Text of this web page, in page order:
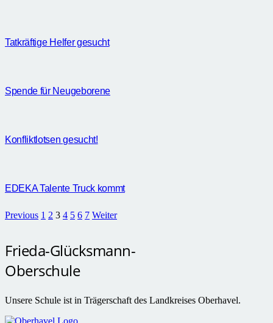
Tatkräftige Helfer gesucht
Spende für Neugeborene
Konfliktlotsen gesucht!
EDEKA Talente Truck kommt
Previous 1 2 3 4 5 6 7 Weiter
Frieda-Glücksmann-
Oberschule
Unsere Schule ist in Trägerschaft des Landkreises Oberhavel.